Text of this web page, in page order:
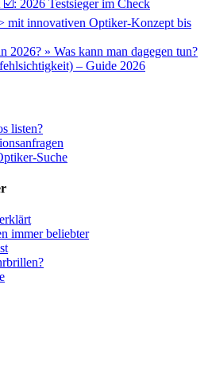
☑️: 2026 Testsieger im Check
mit innovativen Optiker-Konzept bis
2026? » Was kann man dagegen tun?
– Guide 2026
listen?
Suche
immer beliebter